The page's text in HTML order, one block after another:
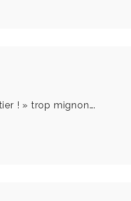
! » trop mignon….